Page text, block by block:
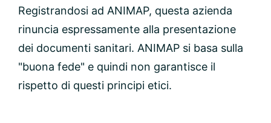
Registrandosi ad ANIMAP, questa azienda
rinuncia espressamente alla presentazione
dei documenti sanitari. ANIMAP si basa sulla
"buona fede" e quindi non garantisce il
rispetto di questi principi etici.